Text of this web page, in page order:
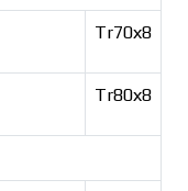
Tr70х8
Tr80х8